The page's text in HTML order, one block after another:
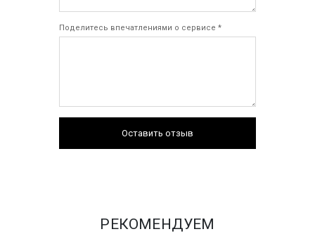
Поделитесь впечатлениями о сервисе *
Оставить отзыв
РЕКОМЕНДУЕМ